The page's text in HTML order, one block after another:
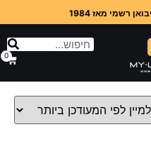
רשמי מאז 1984
0